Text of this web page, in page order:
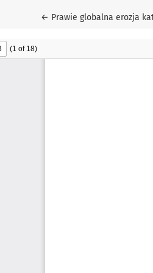
← Wróć do szczegółów
Prawie globalna erozja